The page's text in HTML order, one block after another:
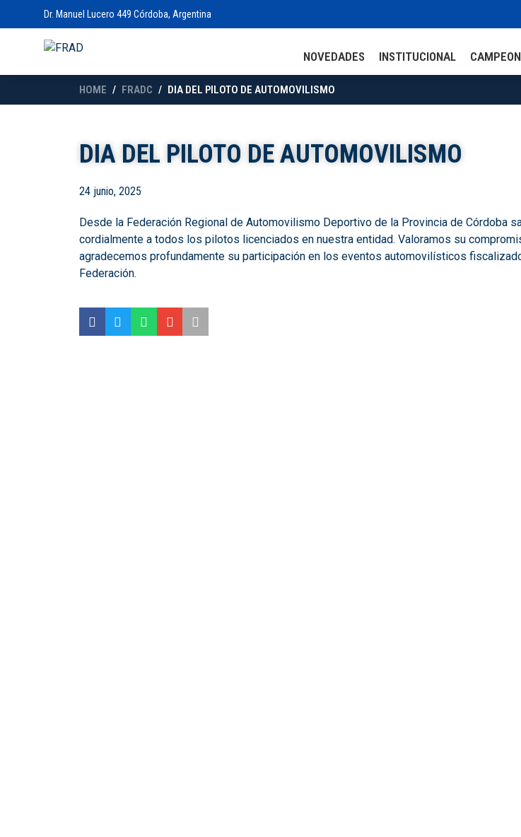
Dr. Manuel Lucero 449 Córdoba, Argentina
NOVEDADES INSTITUCIONAL
HOME FRADC DIA DEL PILOTO DE AUTOMOVILISMO
DIA DEL PILOTO DE AUTOMOVILISMO
24 junio, 2025
Desde la Federación Regional de Automovilismo Deportivo de la Provincia de Córdoba
cordialmente a todos los pilotos licenciados en nuestra entidad. Valoramos su
agradecemos profundamente su participación en los eventos automovilísticos
Federación.